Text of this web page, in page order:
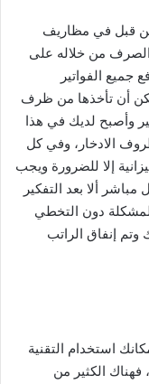
قبل في مظاريف
من خلاله على
جميع الفواتير
أن تأخذها من ظرف
وأصبح لديك في هذا
الادخار، وفي كل
إلا للضرورة ويجب
ألا بعد التفكير
دون التخطي
إنفاق الراتب
استخدام التقنية
فهناك الكثير من